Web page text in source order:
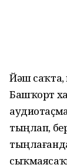
Йәш
Башҡорт
тыңлап,